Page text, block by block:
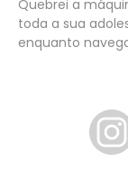
Quebrei a
toda a sua
enquanto